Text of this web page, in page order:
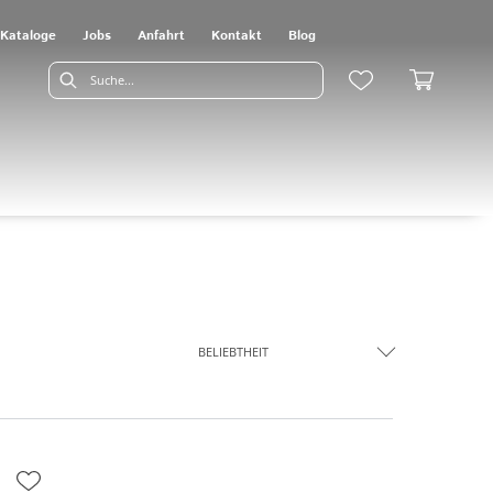
Kataloge Jobs Anfahrt Kontakt Blog
BELIEBTHEIT